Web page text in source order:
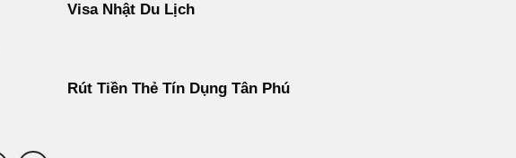
Visa Nhật Du Lịch
Rút Tiền Thẻ Tín Dụng Tân Phú